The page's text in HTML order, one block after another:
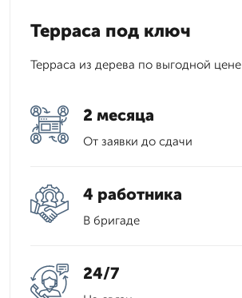
Терраса под ключ
Терраса из дерева по выгодной цене
2 месяца
От заявки до сдачи
4 работника
В бригаде
24/7